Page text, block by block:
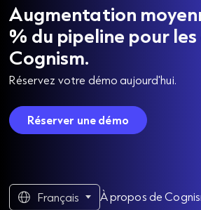
Augmentation
% du pipeline pour
Cognism.
Réservez votre démo aujourd'hui.
Réserver une démo
Français À propos de